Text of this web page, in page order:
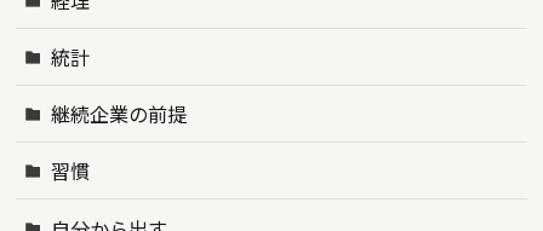
統計
継続企業の前提
習慣